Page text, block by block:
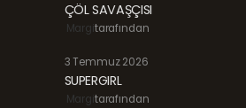
ÇÖL SAVAŞÇISI
Margitarafından
3 Temmuz 2026
SUPERGIRL
Margitarafından